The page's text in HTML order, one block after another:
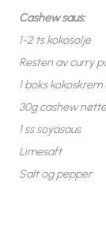
Cashew saus:
1-2 ts kokosolje
Resten av curry
1 boks
30g cashew
1 ss soyasaus
Limesaft
Salt og pepper